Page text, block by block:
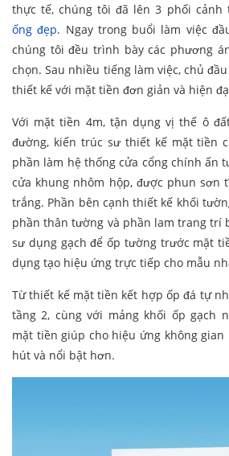
thực tế, chúng tôi đã lên 3 phối cảnh
ống đẹp. Ngay trong buổi làm việc
chúng tôi đều trình bày các phương
chọn. Sau nhiều tiếng làm việc, chủ
thiết kế với mặt tiền đơn giản và hiện
Với mặt tiền 4m, tận dụng vị thế ô
đường, kiến trúc sư thiết kế mặt tiền
phần làm hệ thống cửa cổng chính ấn
cửa khung nhôm hộp, được phun sơn
trắng. Phần bên cạnh thiết kế khối
phần thân tường và phần lam trang trí
sư dụng gạch để ốp tường trước mặt
dụng tạo hiệu ứng trực tiếp cho mẫu
Từ thiết kế mặt tiền kết hợp ốp đá tự
tầng 2, cùng với mảng khối ốp gạch
mặt tiền giúp cho hiệu ứng không
hút và nổi bật hơn.